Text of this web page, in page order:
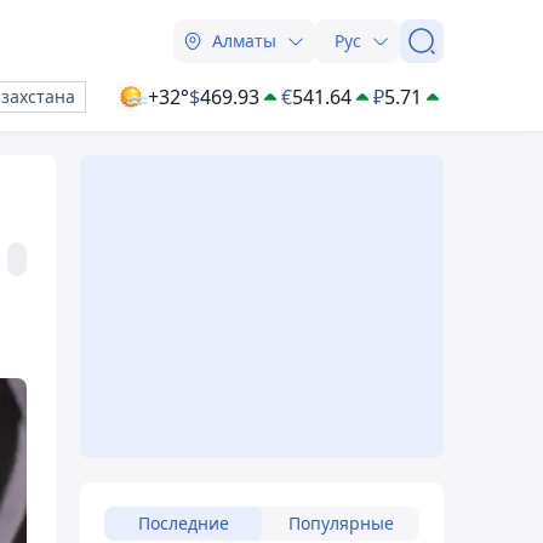
Алматы Рус
+32°$469.93 €541.64 ₽5.71
Последние Популярные